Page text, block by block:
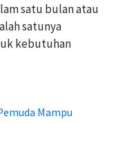
satu bulan atau
satunya
kebutuhan
Mampu